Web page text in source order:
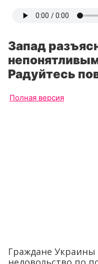
Запад
Радуйтесь
Полная версия
Граждане